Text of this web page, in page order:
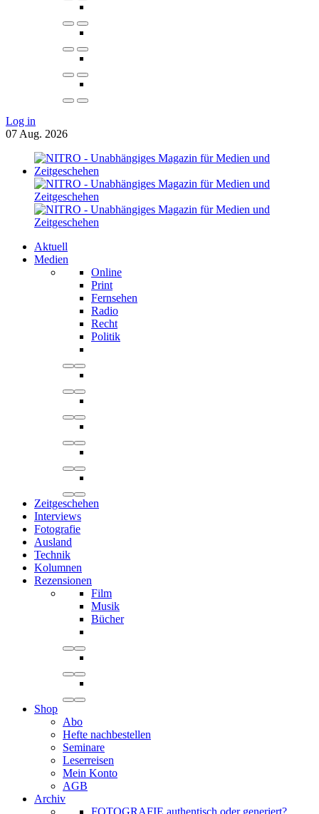
Log in
07 Aug. 2026
Aktuell
Medien
Online
Print
Fernsehen
Radio
Recht
Politik
Zeitgeschehen
Interviews
Fotografie
Ausland
Technik
Kolumnen
Rezensionen
Film
Musik
Bücher
Shop
Abo
Hefte nachbestellen
Seminare
Leserreisen
Mein Konto
AGB
Archiv